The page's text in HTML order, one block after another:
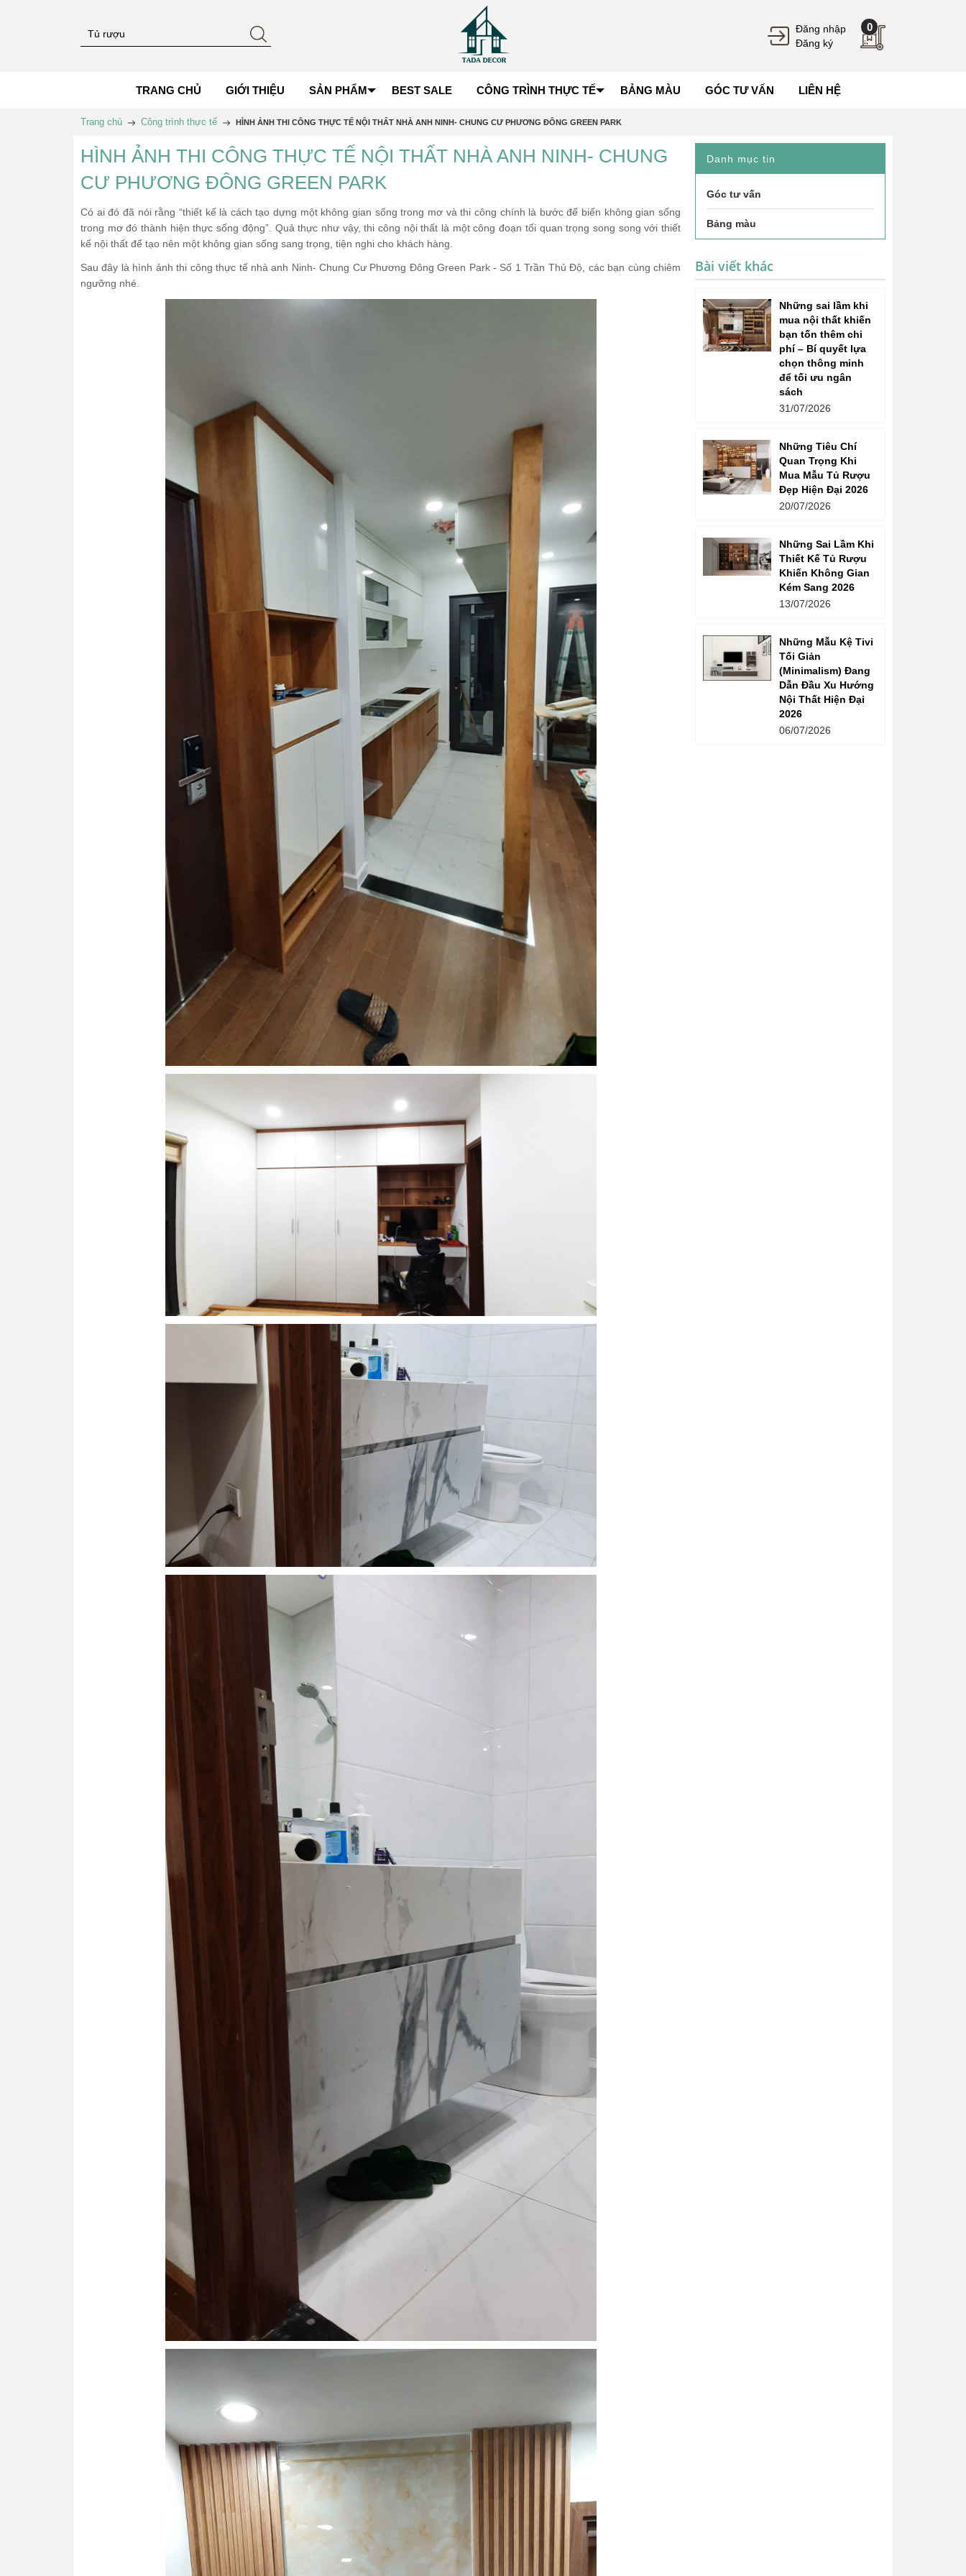
Đăng nhập
Đăng ký
0
TRANG CHỦ GIỚI THIỆU SẢN PHẨM BEST SALE CÔNG TRÌNH THỰC TẾ BẢNG MÀU GÓC TƯ VẤN LIÊN HỆ
Trang chủ Công trình thực tế HÌNH ẢNH THI CÔNG THỰC TẾ NỘI THẤT NHÀ ANH NINH- CHUNG CƯ PHƯƠNG ĐÔNG GREEN PARK
HÌNH ẢNH THI CÔNG THỰC TẾ NỘI THẤT NHÀ ANH NINH- CHUNG
CƯ PHƯƠNG ĐÔNG GREEN PARK
Có ai đó đã nói rằng “thiết kế là cách tạo dựng một không gian sống trong mơ và thi công chính là bước để biến không gian sống
trong mơ đó thành hiện thực sống động”. Quả thực như vậy, thi công nội thất là một công đoạn tối quan trọng song song với thiết
kế nội thất để tạo nên một không gian sống sang trọng, tiện nghi cho khách hàng.
Sau đây là hình ảnh thi công thực tế nhà anh Ninh- Chung Cư Phương Đông Green Park - Số 1 Trần Thủ Độ, các bạn cùng chiêm
ngưỡng nhé.
Danh mục tin
Góc tư vấn
Bảng màu
Bài viết khác
Những sai lầm khi
mua nội thất khiến
bạn tốn thêm chi
phí – Bí quyết lựa
chọn thông minh
để tối ưu ngân
sách
31/07/2026
Những Tiêu Chí
Quan Trọng Khi
Mua Mẫu Tủ Rượu
Đẹp Hiện Đại 2026
20/07/2026
Những Sai Lầm Khi
Thiết Kế Tủ Rượu
Khiến Không Gian
Kém Sang 2026
13/07/2026
Những Mẫu Kệ Tivi
Tối Giản
(Minimalism) Đang
Dẫn Đầu Xu Hướng
Nội Thất Hiện Đại
2026
06/07/2026